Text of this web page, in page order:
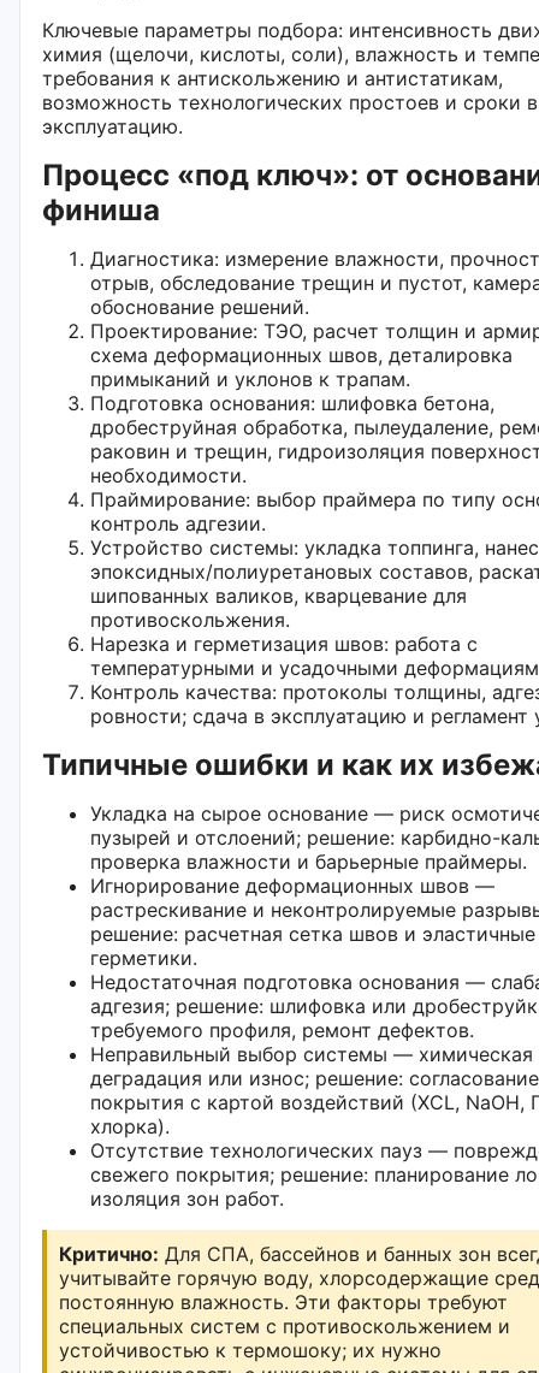
Ключевые параметры подбора: интенсивность
химия (щелочи, кислоты, соли), влажность и
требования к антискольжению и антистатикам,
возможность технологических простоев и сроки
эксплуатацию.
Процесс «под ключ»: от
финиша
Диагностика: измерение влажности,
отрыв, обследование трещин и пустот,
обоснование решений.
Проектирование: ТЭО, расчет толщин и
схема деформационных швов, деталировка
примыканий и уклонов к трапам.
Подготовка основания: шлифовка бетона,
дробеструйная обработка, пылеудаление,
раковин и трещин, гидроизоляция
необходимости.
Праймирование: выбор праймера по типу
контроль адгезии.
Устройство системы: укладка топпинга,
эпоксидных/полиуретановых составов,
шипованных валиков, кварцевание для
противоскольжения.
Нарезка и герметизация швов: работа с
температурными и усадочными
Контроль качества: протоколы толщины,
ровности; сдача в эксплуатацию и регламент
Типичные ошибки и как их
Укладка на сырое основание — риск
пузырей и отслоений; решение: карбидно-
проверка влажности и барьерные праймеры.
Игнорирование деформационных швов —
растрескивание и неконтролируемые
решение: расчетная сетка швов и эластичные
герметики.
Недостаточная подготовка основания —
адгезия; решение: шлифовка или
требуемого профиля, ремонт дефектов.
Неправильный выбор системы — химическая
деградация или износ; решение: согласование
покрытия с картой воздействий (ХСL, NaOH,
хлорка).
Отсутствие технологических пауз —
свежего покрытия; решение: планирование
изоляция зон работ.
Критично: Для СПА, бассейнов и банных зон
учитывайте горячую воду, хлорсодержащие
постоянную влажность. Эти факторы требуют
специальных систем с противоскольжением и
устойчивостью к термошоку; их нужно